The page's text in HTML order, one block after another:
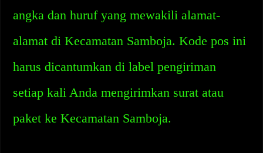
angka dan huruf yang mewakili alamat-
alamat di Kecamatan Samboja. Kode pos ini
harus dicantumkan di label pengiriman
setiap kali Anda mengirimkan surat atau
paket ke Kecamatan Samboja.